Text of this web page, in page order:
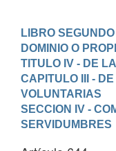
LIBRO
DOMINIO O
TITULO IV - DE
CAPITULO III -
VOLUNTARIAS
SECCION IV -
SERVIDUMBRES